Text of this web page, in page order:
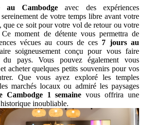
à 15h, vous êtes conduits au village de
quotidiennes des villageois sont
uniques sont capturés en photos et des
sont engagées. La journée culmine
inoubliable chez M. Ron, où Mme
la cuisine cambodgienne à travers un cours
lequel vous apprendrez à préparer trois
de savourer un dîner fait maison.